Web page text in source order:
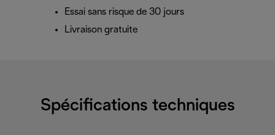
Essai sans risque de 30 jours
Livraison gratuite
Spécifications techniques